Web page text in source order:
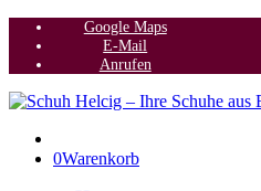
Google Maps
E-Mail
Anrufen
0Warenkorb